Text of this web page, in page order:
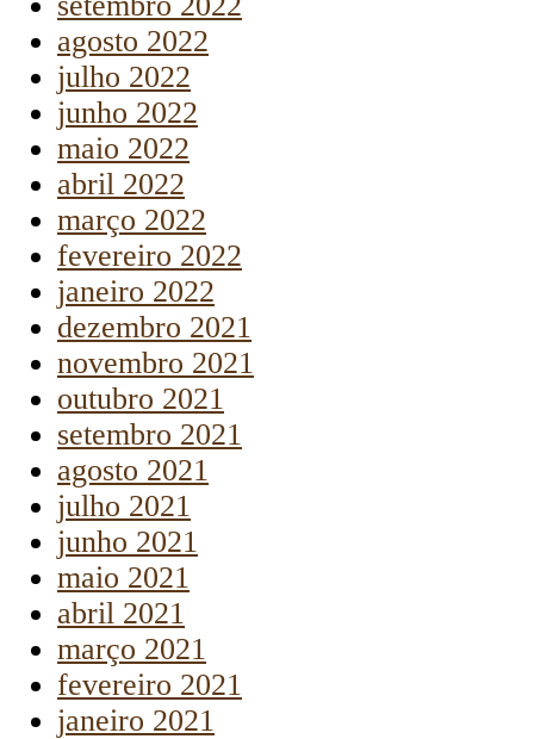
agosto 2022
julho 2022
junho 2022
maio 2022
abril 2022
março 2022
fevereiro 2022
janeiro 2022
dezembro 2021
novembro 2021
outubro 2021
setembro 2021
agosto 2021
julho 2021
junho 2021
maio 2021
abril 2021
março 2021
fevereiro 2021
janeiro 2021